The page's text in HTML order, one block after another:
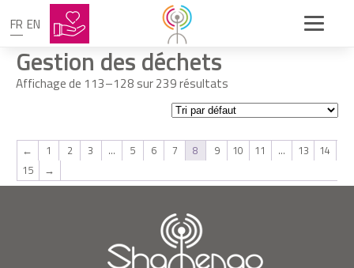
FR EN
Gestion des déchets
Affichage de 113–128 sur 239 résultats
← 1 2 3 … 5 6 7 8 9 10 11 … 13
14
15
→